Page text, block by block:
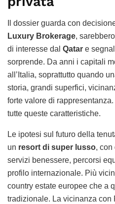
Il dossier guarda con
Luxury Brokerage,
di interesse dal Qatar e
sorprende. Da anni i capitali
all’Italia, soprattutto quando
storia, grandi superfici,
forte valore di rappresentanza.
tutte queste caratteristiche.
Le ipotesi sul futuro della
un resort di super lusso, con
servizi benessere, percorsi
profilo internazionale. Più
country estate europee che a
tradizionale. La vicinanza con